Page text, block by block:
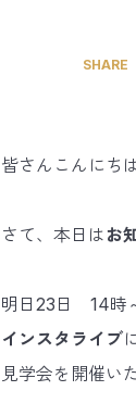
SHARE
皆さんこんにち
さて、本日はお
明日23日 14時
インスタライブ
見学会を開催い